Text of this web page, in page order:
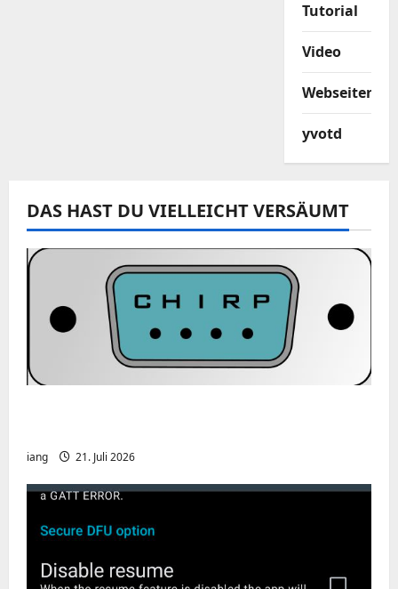
Tutorial
Video
Webseiten
yvotd
DAS HAST DU VIELLEICHT VERSÄUMT
iang 21. Juli 2026